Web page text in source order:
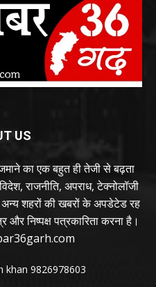
US
का एक बहुत ही तेजी से बढ़ता
राजनीति, अपराध, टेक्नोलॉजी
शहरों की खबरों के अपडेटेड रह
और निष्पक्ष पत्रकारिता करना है।
khan 9826978603